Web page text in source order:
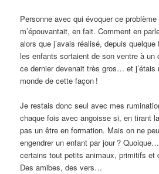
Personne avec qui évoquer ce
m’épouvantait, en fait. Comment en
alors que j’avais réalisé, depuis quelque
les enfants sortaient de son ventre à un
ce dernier devenait très gros… et j’étais
monde de cette façon !
Je restais donc seul avec mes
chaque fois avec angoisse si, en tirant
pas un être en formation. Mais on ne
engendrer un enfant par jour ?
certains tout petits animaux, primitifs et
Des amibes, des vers…